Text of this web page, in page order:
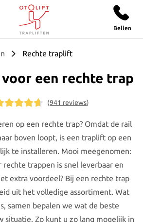
trap
van een traplift?
trapliften
service
traplift van Otolift?
offerte
Otolift Bellen
Rechte traplift
een rechte trap
(941 reviews)
op een rechte trap? Omdat de rail
boven loopt, is een traplift op een
te installeren. Mooi meegenomen:
trappen is snel leverbaar en
extra voordeel? Bij een rechte trap
uit het volledige assortiment. Wat
samen bepalen we wat de beste
situatie. Zo kunt u zo lang mogelijk in